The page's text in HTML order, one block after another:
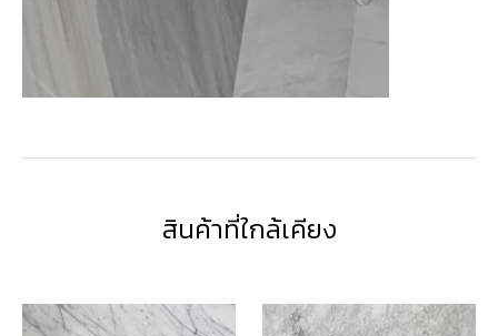
สินค้าที่ใกล้เคียง